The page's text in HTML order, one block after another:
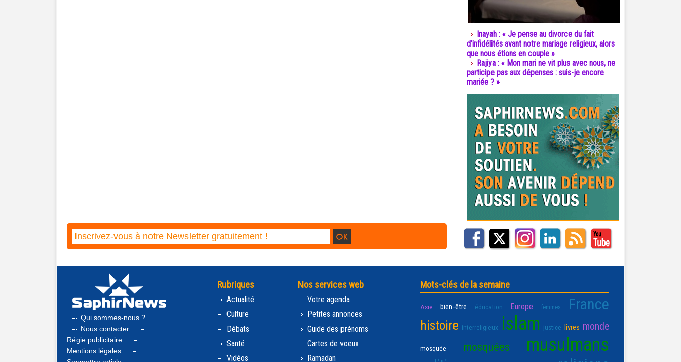
Inayah : « Je pense au divorce du fait
d’infidélités avant notre mariage religieux, alors
que nous étions en couple »
Rajiya : « Mon mari ne vit plus avec nous, ne
participe pas aux dépenses : suis-je encore
mariée ? »
Qui sommes-nous ?
Nous contacter
Régie publicitaire
Mentions légales
Rubriques
Actualité
Culture
Débats
Santé
Vidéos
Nos services web
Votre agenda
Petites annonces
Guide des prénoms
Cartes de voeux
Ramadan
Mots-clés de la semaine
Asie bien-être éducation Europe femmes France
histoire interreligieux islam justice livres monde
mosquée mosquées musulmans